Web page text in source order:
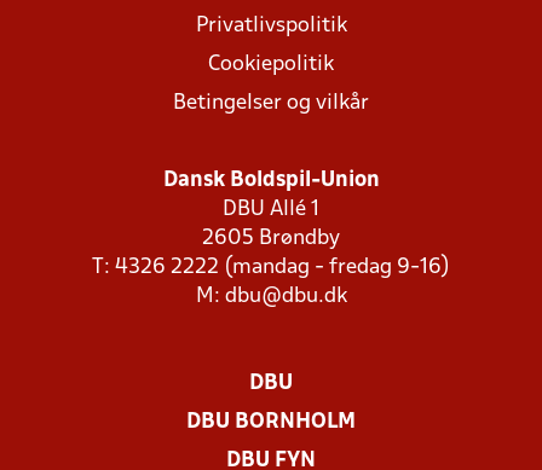
Privatlivspolitik
Cookiepolitik
Betingelser og vilkår
Dansk Boldspil-Union
DBU Allé 1
2605 Brøndby
T: 4326 2222 (mandag - fredag 9-16)
M: dbu@dbu.dk
DBU
DBU BORNHOLM
DBU FYN